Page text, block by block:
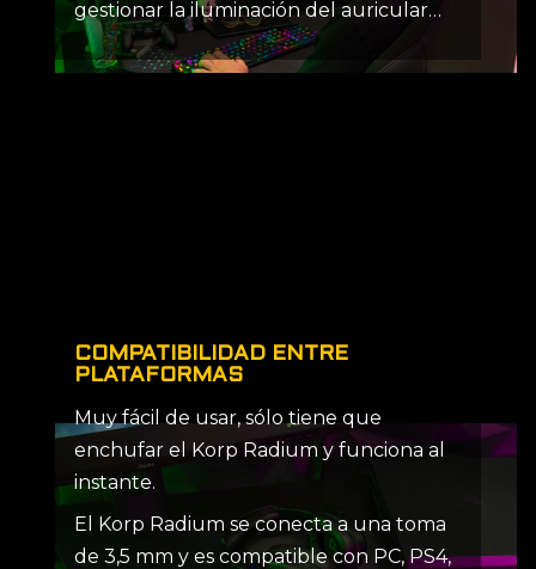
gestionar la iluminación del auricular…
COMPATIBILIDAD ENTRE
PLATAFORMAS
Muy fácil de usar, sólo tiene que
enchufar el Korp Radium y funciona al
instante.
El Korp Radium se conecta a una toma
de 3,5 mm y es compatible con PC, PS4,